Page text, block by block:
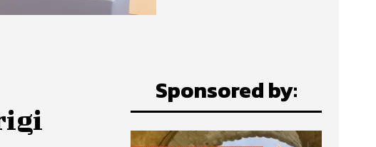
Sponsored by: